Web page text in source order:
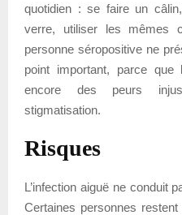
quotidien : se faire un
verre, utiliser les mêmes
personne séropositive ne
point important, parce que
encore des peurs
stigmatisation.
Risques
L’infection aiguë ne conduit
Certaines personnes